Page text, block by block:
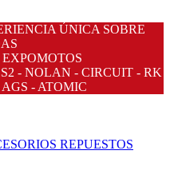
ÚNICA SOBRE
- NOLAN - CIRCUIT - RK
- ATOMIC
REPUESTOS